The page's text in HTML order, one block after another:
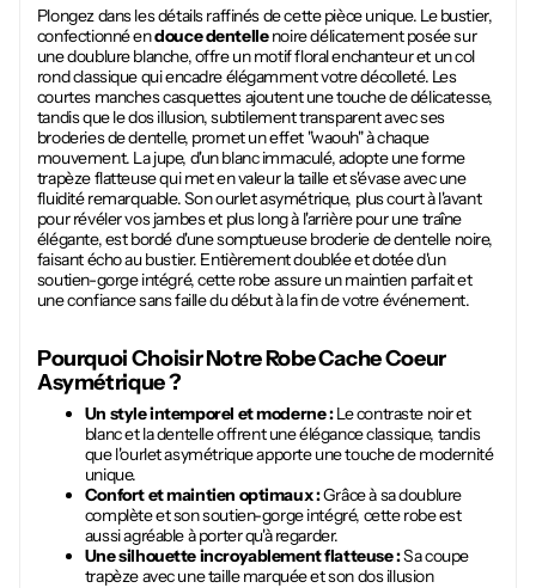
Plongez dans les détails raffinés de cette pièce unique. Le bustier,
confectionné endouce dentellenoire délicatement posée sur
une doublure blanche, offre un motif floral enchanteur et un col
rond classique qui encadre élégamment votre décolleté. Les
courtes manches casquettes ajoutent une touche de délicatesse,
tandis que le dos illusion, subtilement transparent avec ses
broderies de dentelle, promet un effet "waouh" à chaque
mouvement. La jupe, d'un blanc immaculé, adopte une forme
trapèze flatteuse qui met en valeur la taille et s'évase avec une
fluidité remarquable. Son ourlet asymétrique, plus court à l'avant
pour révéler vos jambes et plus long à l'arrière pour une traîne
élégante, est bordé d'une somptueuse broderie de dentelle noire,
faisant écho au bustier. Entièrement doublée et dotée d'un
soutien-gorge intégré, cette robe assure un maintien parfait et
une confiance sans faille du début à la fin de votre événement.
Pourquoi Choisir NotreRobe Cache Coeur
Asymétrique?
Un style intemporel et moderne :Le contraste noir et
blanc et la dentelle offrent une élégance classique, tandis
que l'ourlet asymétrique apporte une touche de modernité
unique.
Confort et maintien optimaux :Grâce à sa doublure
complète et son soutien-gorge intégré, cette robe est
aussi agréable à porter qu'à regarder.
Une silhouette incroyablement flatteuse :Sa coupe
trapèze avec une taille marquée et son dos illusion